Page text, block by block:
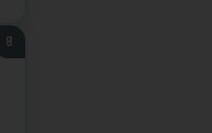
8